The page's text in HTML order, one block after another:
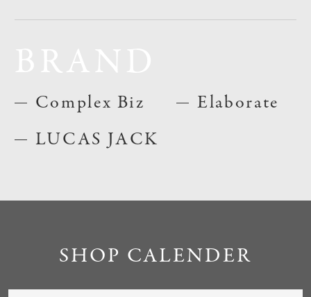
Complex Biz
LUCAS JACK
Elaborate
SHOP CALENDER